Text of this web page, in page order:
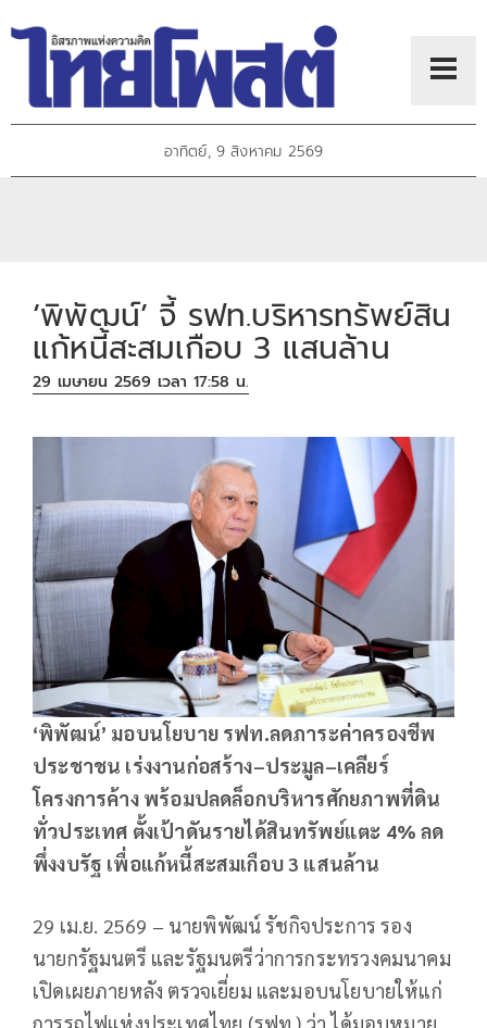
อาทิตย์, 9 สิงหาคม 2569
‘พิพัฒน์’ จี้ รฟท.บริหารทรัพย์สิน
แก้หนี้สะสมเกือบ 3 แสนล้าน
29 เมษายน 2569 เวลา 17:58 น.
‘พิพัฒน์’ มอบนโยบาย รฟท.ลดภาระค่าครองชีพ
ประชาชน เร่งงานก่อสร้าง–ประมูล–เคลียร์
โครงการค้าง พร้อมปลดล็อกบริหารศักยภาพที่ดิน
ทั่วประเทศ ตั้งเป้าดันรายได้สินทรัพย์แตะ 4% ลด
พึ่งงบรัฐ เพื่อแก้หนี้สะสมเกือบ 3 แสนล้าน
29 เม.ย. 2569 – นายพิพัฒน์ รัชกิจประการ รอง
นายกรัฐมนตรี และรัฐมนตรีว่าการกระทรวงคมนาคม
เปิดเผยภายหลัง ตรวจเยี่ยม และมอบนโยบายให้แก่